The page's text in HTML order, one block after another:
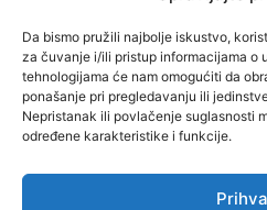
Da bismo pružili najbolje iskustvo,
za čuvanje i/ili pristup informacijama o
tehnologijama će nam omogućiti da
ponašanje pri pregledavanju ili
Nepristanak ili povlačenje suglasnosti
određene karakteristike i funkcije.
KOSTRENI”
15.07.2026
[BAKAR]: